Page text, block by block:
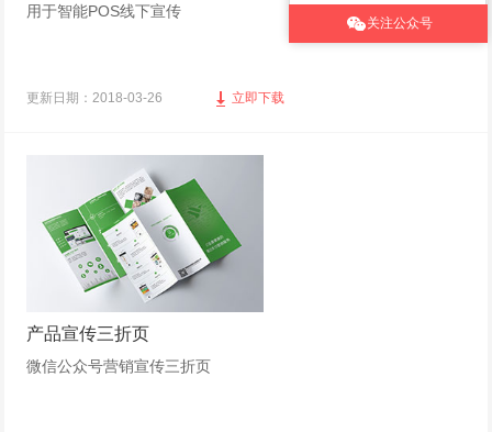
用于智能POS线下宣传
更新日期：2018-03-26 立即下载
产品宣传三折页
微信公众号营销宣传三折页
关注公众号